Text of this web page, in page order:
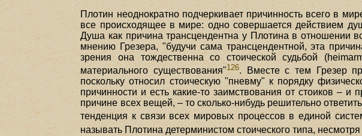
Плотин неоднократно подчеркивает причинность всего в
все происходящее в мире: одно совершается действием
Душа как причина трансцендентна у Плотина в отношении
мнению Грезера, "будучи сама трансцендентной, эта
зрения она тождественна со стоической судьбой
материального существования"126. Вместе с тем Грезер
поскольку относил стоическую "пневму" к порядку
причинности и есть какие-то заимствования от стоиков –
причине всех вещей, – то сколько-нибудь решительно
тенденция к связи всех мировых процессов в единой
называть Плотина детерминистом стоического типа,